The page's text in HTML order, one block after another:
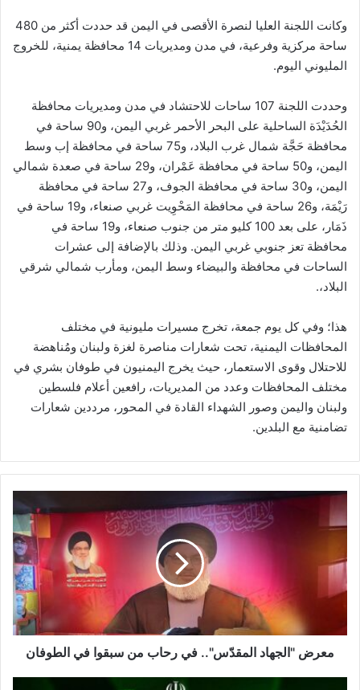
وكانت اللجنة العليا لنصرة الأقصى في اليمن قد حددت أكثر من 480
ساحة مركزية وفرعية، في مدن ومديريات 14 محافظة يمنية، للخروج
المليوني اليوم.
وحددت اللجنة 107 ساحات للاحتشاد في مدن ومديريات محافظة
الحُدَيْدَة الساحلية على البحر الأحمر غربي اليمن، و90 ساحة في
محافظة حَجَّة شمال غرب البلاد، و75 ساحة في محافظة إب وسط
اليمن، و50 ساحة في محافظة عَمْران، و29 ساحة في صعدة شمالي
اليمن، و30 ساحة في محافظة الجوف، و27 ساحة في محافظة
رَيْمَة، و26 ساحة في محافظة المَحْوِيت غربي صنعاء، و19 ساحة في
ذَمَار، على بعد 100 كليو متر من جنوب صنعاء، و19 ساحة في
محافظة تعز جنوبي غربي اليمن. وذلك بالإضافة إلى عشرات
الساحات في محافظة والبيضاء وسط اليمن، ومأرب شمالي شرقي
البلاد،.
هذا؛ وفي كل يوم جمعة، تخرج مسيرات مليونية في مختلف
المحافظات اليمنية، تحت شعارات مناصرة لغزة ولبنان ومُناهضة
للاحتلال وقوى الاستعمار، حيث يخرج اليمنيون في طوفان بشري في
مختلف المحافظات وعدد من المديريات، رافعين أعلام فلسطين
ولبنان واليمن وصور الشهداء القادة في المحور، مرددين شعارات
تضامنية مع البلدين.
م
ع
ر
"
ا
ه
معرض "الجهاد المقدّس".. في رحاب من سبقوا في الطوفان